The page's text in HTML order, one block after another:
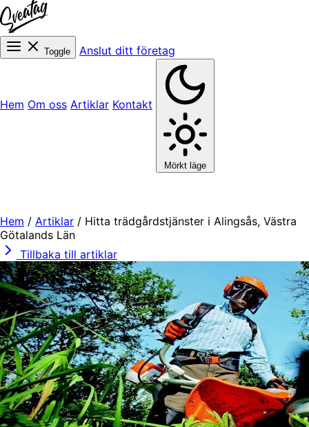
Toggle Anslut ditt företag
Hem Om oss Artiklar Kontakt
Mörkt läge
Hem / Artiklar / Hitta trädgårdstjänster i Alingsås, Västra
Götalands Län
Tillbaka till artiklar